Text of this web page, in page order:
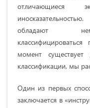
отличающиеся
обладают
момент
классификации, мы
Один из первых
заключается в